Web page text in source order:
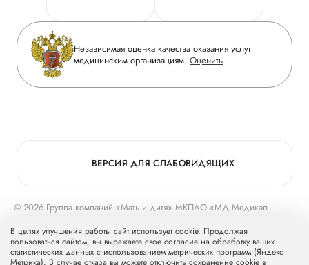
Сотрудничество
Инвесторам
Журнал «Мать и дитя»
Вакансии
Медицинский туризм
Горячая линия качества
Вопрос-ответ
Приложение пациента
Статьи
Независимая оценка качества оказания услуг
медицинским организациям. Оценить
© 2026 Группа компаний «Мать и дитя» МКПАО «МД Медикал
Группу компаний «Мать и дитя».
ВЕРСИЯ ДЛЯ СЛАБОВИДЯЩИХ
В целях улучшения работы сайт использует cookie. Продолжая
пользоваться сайтом, вы выражаете свое согласие на обработку ваших
статистических данных с использованием метрических программ (Яндекс
Метрика). В случае отказа вы можете отключить сохранение cookie в